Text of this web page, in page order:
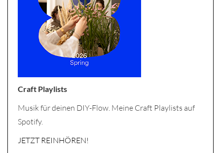
Craft Playlists
Musik für deinen DIY-Flow. Meine Craft Playlists auf
Spotify.
JETZT REINHÖREN!